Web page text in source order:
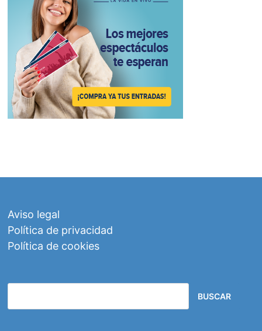
Aviso legal
Política de privacidad
Política de cookies
BUSCAR